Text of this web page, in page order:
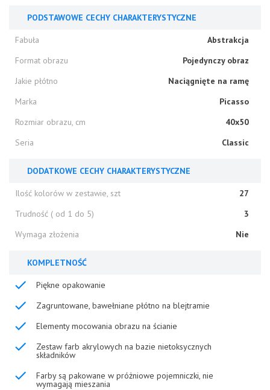
PODSTAWOWE CECHY CHARAKTERYSTYCZNE
Fabuła
Abstrakcja
Format obrazu
Pojedynczy obraz
Jakie płótno
Naciągnięte na ramę
Marka
Picasso
Rozmiar obrazu, cm
40x50
Seria
Classic
DODATKOWE CECHY CHARAKTERYSTYCZNE
Ilość kolorów w zestawie, szt
27
Trudność ( od 1 do 5)
3
Wymaga złożenia
Nie
KOMPLETNOŚĆ
Piękne opakowanie
Zagruntowane, bawełniane płótno na blejtramie
Elementy mocowania obrazu na ścianie
Zestaw farb akrylowych na bazie nietoksycznych
składników
Farby są pakowane w próżniowe pojemniczki, nie
wymagają mieszania